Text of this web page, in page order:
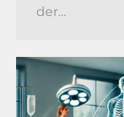
der…